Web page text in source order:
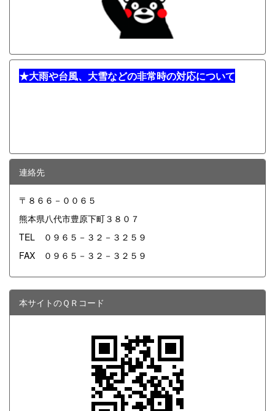
★大雨や台風、大雪などの非常時の対応について
連絡先
〒８６６－００６５
熊本県八代市豊原下町３８０７
TEL ０９６５－３２－３２５９
FAX ０９６５－３２－３２５９
本サイトのＱＲコード